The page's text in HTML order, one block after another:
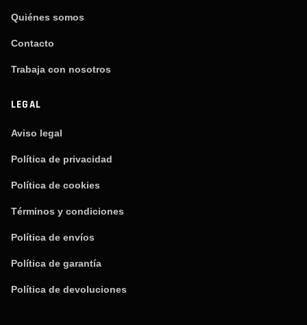
Quiénes somos
Contacto
Trabaja con nosotros
LEGAL
Aviso legal
Política de privacidad
Política de cookies
Términos y condiciones
Política de envíos
Política de garantía
Política de devoluciones